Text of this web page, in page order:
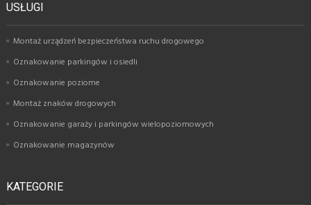
USŁUGI
Montaż urządzeń bezpieczeństwa ruchu drogowego
Oznakowanie parkingów i osiedli
Oznakowanie poziome
Montaż znaków drogowych
Oznakowanie garaży i parkingów wielopoziomowych
Oznakowanie magazynów
KATEGORIE